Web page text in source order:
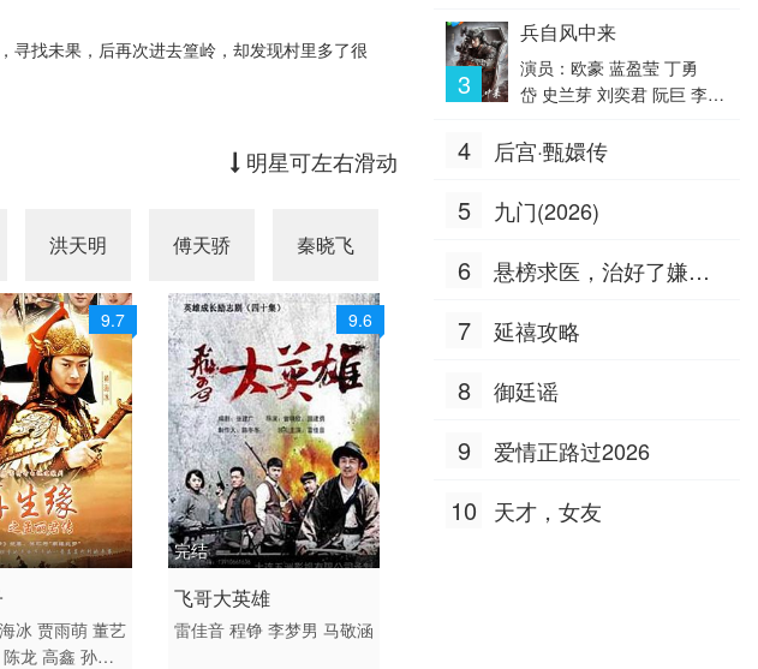
寻找未果，后再次进去篁岭，却发现村里多了很
明星可左右滑动
洪天明 傅天骄 秦晓飞
9.7
/ 国语
产
冰 贾雨萌 董艺
陈龙 高鑫 孙兴
9.6
完结
2013 / 大陆 / 国语
剧情 动作 国产
飞哥大英雄
雷佳音 程铮 李梦男 马敬涵
豪 徐正溪 章涛 王祖一 刘
畅 杨钧丞 杨昊博 陈鸿锦 吴
圣麒 林秋楠 扈帷 雷丰瑞
3
兵自风中来
演员：欧豪 蓝盈莹 丁勇
岱 史兰芽 刘奕君 阮巨 李幼
军 杨舒 吴岳阳 张进 陈方
荀 费鲤齐 夏侯镔 徐洪浩 傅
程鹏 谢心
4 后宫·甄嬛传
5 九门(2026)
6
悬榜求医，治好了嫌我
7 延禧攻略
8 御廷谣
9 爱情正路过2026
10 天才，女友